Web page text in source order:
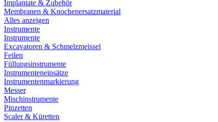
Implantate & Zubehör
Membranen & Knochenersatzmaterial
Alles anzeigen
Instrumente
Instrumente
Excavatoren & Schmelzmeissel
Feilen
Füllungsinstrumente
Instrumenteneinsätze
Instrumentenmarkierung
Messer
Mischinstrumente
Pinzetten
Scaler & Küretten